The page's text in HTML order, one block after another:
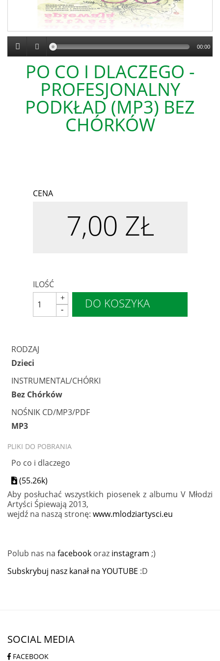
00:00
PO CO I DLACZEGO -
PROFESJONALNY
PODKŁAD (MP3) BEZ
CHÓRKÓW
7,00 ZŁ
ILOŚĆ
DO KOSZYKA
RODZAJ
Dzieci
INSTRUMENTAL/CHÓRKI
Bez Chórków
NOŚNIK CD/MP3/PDF
MP3
PLIKI DO POBRANIA
Po co i dlaczego
(55.26k)
Aby posłuchać wszystkich piosenek z albumu V Młodzi
Artyści Śpiewają 2013,
wejdź na naszą stronę: www.mlodziartysci.eu
Polub nas na facebook oraz instagram ;)
Subskrybuj nasz kanał na YOUTUBE :D
SOCIAL MEDIA
FACEBOOK